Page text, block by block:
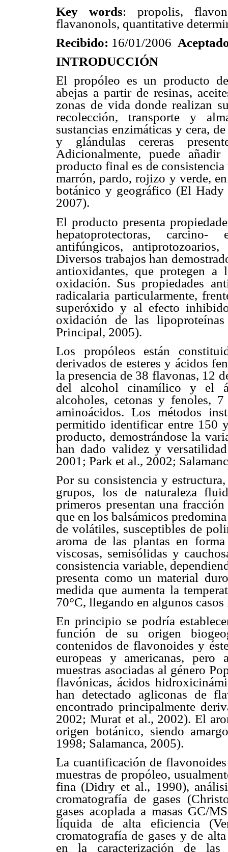
Key words: propolis,
flavanonols, quantitative
Recibido: 16/01/2006
INTRODUCCIÓN
El propóleo es un producto
abejas a partir de resinas,
zonas de vida donde realizan
recolección, transporte y
sustancias enzimáticas y cera,
y glándulas cereras
Adicionalmente, puede
producto final es de
marrón, pardo, rojizo y verde,
botánico y geográfico (El Hady
2007).
El producto presenta
hepatoprotectoras, carcino-
antifúngicos,
Diversos trabajos han
antioxidantes, que protegen
oxidación. Sus propiedades
radicalaria particularmente,
superóxido y al efecto
oxidación de las
Principal, 2005).
Los propóleos están
derivados de esteres y ácidos
la presencia de 38 flavonas, 12
del alcohol cinamílico y el
alcoholes, cetonas y fenoles,
aminoácidos. Los métodos
permitido identificar entre 150
producto, demostrándose la
han dado validez y
2001; Park et al., 2002;
Por su consistencia y
grupos, los de naturaleza
primeros presentan una
que en los balsámicos
de volátiles, susceptibles de
aroma de las plantas en
viscosas, semisólidas y
consistencia variable,
presenta como un material
medida que aumenta la
70°C, llegando en algunos
En principio se podría
función de su origen
contenidos de flavonoides y
europeas y americanas,
muestras asociadas al género
flavónicas, ácidos
han detectado agliconas de
encontrado principalmente
2002; Murat et al., 2002). El
origen botánico, siendo
1998; Salamanca, 2005).
La cuantificación de
muestras de propóleo,
fina (Didry et al., 1990),
cromatografía de gases
gases acoplada a masas GC/
líquida de alta eficiencia
cromatografía de gases y de
en la caracterización de las